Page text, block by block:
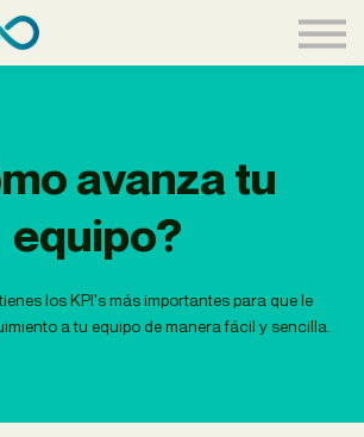
avanza tu
equipo?
los KPI's más importantes para que le
a tu equipo de manera fácil y sencilla.